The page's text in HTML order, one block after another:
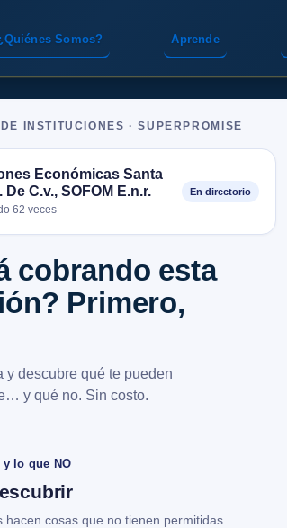
Somos? Aprende
INSTITUCIONES · SUPERPROMISE
Económicas Santa
De C.v., SOFOM E.n.r.
62 veces
En directorio
cobrando esta
Primero,
y descubre qué te pueden
y qué no. Sin costo.
lo que NO
hacen cosas que no tienen permitidas.